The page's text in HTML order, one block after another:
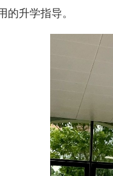
的升学指导。